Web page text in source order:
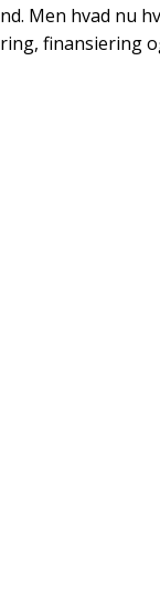
Men hvad nu
finansiering